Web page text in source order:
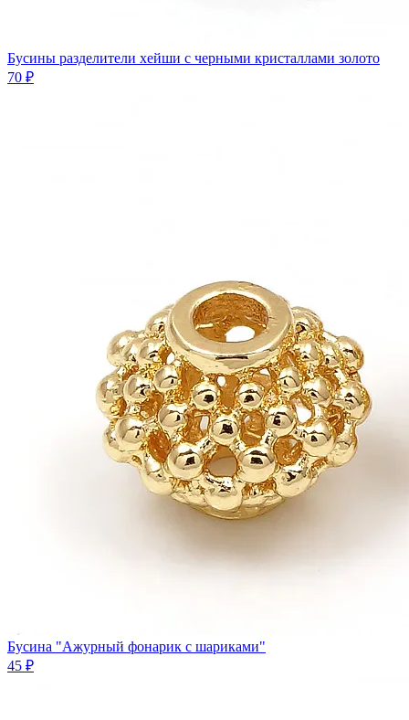
Бусины разделители хейши с черными кристаллами золото
70 ₽
Бусина "Ажурный фонарик с шариками"
45 ₽